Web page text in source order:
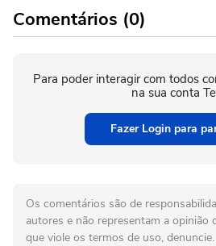
Comentários (0)
Para poder interagir com todos
na sua conta
Fazer Login para
Os comentários são de
autores e não representam a opinião
que viole os termos de uso, denuncie.